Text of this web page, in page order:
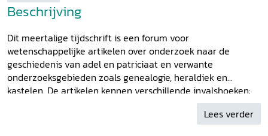
Beschrijving
Dit meertalige tijdschrift is een forum voor
wetenschappelijke artikelen over onderzoek naar de
geschiedenis van adel en patriciaat en verwante
onderzoeksgebieden zoals genealogie, heraldiek en
kastelen. De artikelen kennen verschillende invalshoeken:
politiek, sociaaleconomisch, gender, identiteit en materiële
Lees verder